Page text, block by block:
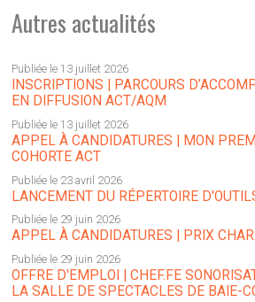
Autres actualités
Publiée le 13 juillet 2026
INSCRIPTIONS | PARCOURS
EN DIFFUSION ACT/AQM
Publiée le 13 juillet 2026
APPEL À CANDIDATURES | MON
COHORTE ACT
Publiée le 23 avril 2026
LANCEMENT DU RÉPERTOIRE
Publiée le 29 juin 2026
APPEL À CANDIDATURES | PRIX
Publiée le 29 juin 2026
OFFRE D'EMPLOI | CHEF.FE
LA SALLE DE SPECTACLES DE BAIE-